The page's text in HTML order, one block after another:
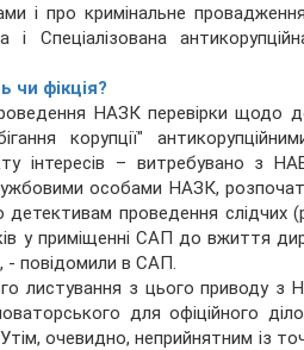
і про кримінальне
Спеціалізована
чи фікція?
НАЗК перевірки щодо
корупції"
інтересів – витребувано з
особами НАЗК,
проведення слідчих
у приміщенні САП до вжиття
- повідомили в САП.
листування з цього приводу з
для офіційного
очевидно, неприйнятним із